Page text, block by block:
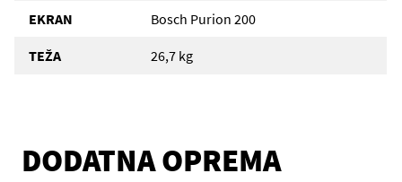
EKRAN Bosch Purion 200
TEŽA 26,7 kg
DODATNA OPREMA